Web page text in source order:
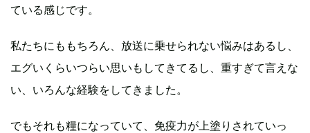
ている感じです。
私たちにももちろん、放送に乗せられない悩みはあるし、
エグいくらいつらい思いもしてきてるし、重すぎて言えな
い、いろんな経験をしてきました。
でもそれも糧になっていて、免疫力が上塗りされていっ